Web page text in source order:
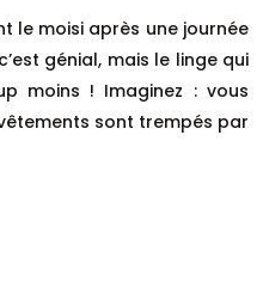
le moisi après une journée
génial, mais le linge qui
moins ! Imaginez : vous
sont trempés par